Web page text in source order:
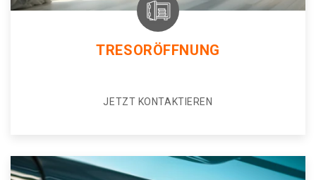
TRESORÖFFNUNG
JETZT KONTAKTIEREN